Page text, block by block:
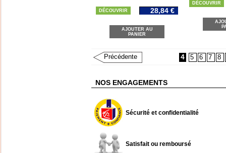
DÉCOUVRIR 28,84 €
AJOUTER AU
PANIER
DÉCOUVRIR
Précédente 4 5 6 7 8
NOS ENGAGEMENTS
Sécurité et confidentialité
Satisfait ou remboursé